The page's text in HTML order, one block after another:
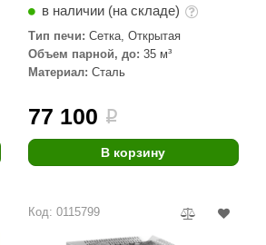
в наличии (на складе)
Тип печи: Сетка, Открытая
Объем парной, до: 35 м³
Материал: Сталь
77 100 i
В корзину
Код: 0115799